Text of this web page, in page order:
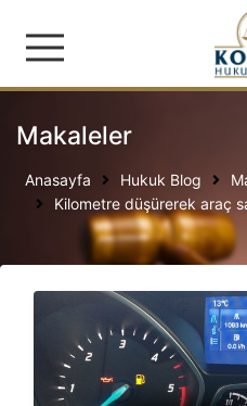
Konyar
Makaleler
Anasayfa Hukuk Blog
Kilometre düşürerek araç